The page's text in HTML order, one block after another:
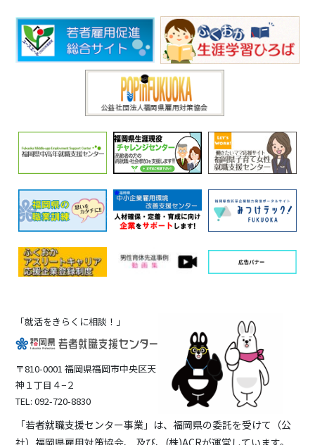
「就活をきらくに相談！」
〒810-0001 福岡県福岡市中央区天
神１丁目４−２
TEL: 092-720-8830
「若者就職支援センター事業」は、福岡県の委託を受けて（公